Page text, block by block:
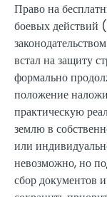
Право на
боевых действий
встал на защиту
формально
положение
практическую
землю в
или
невозможно, но
сбор документов